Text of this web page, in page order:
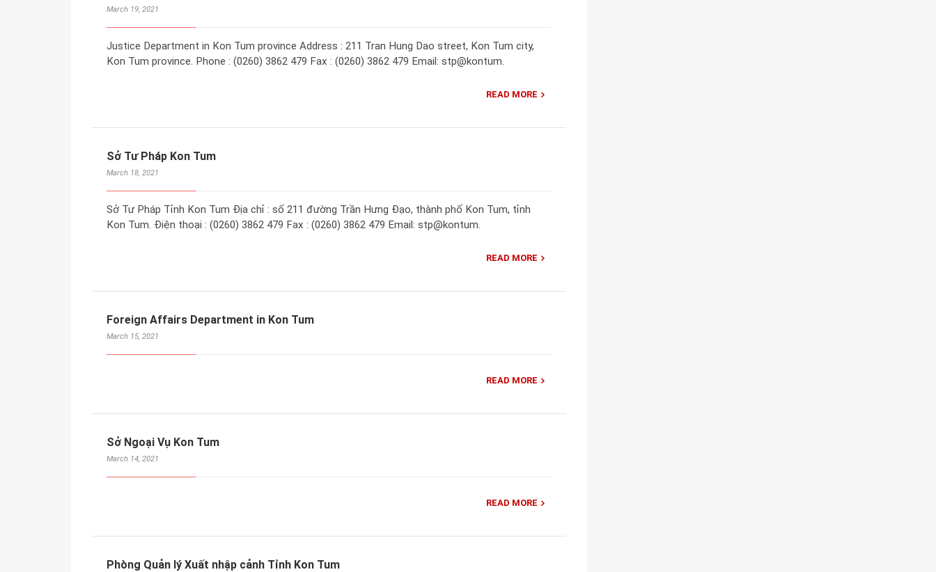
March 19, 2021
Justice Department in Kon Tum province Address : 211 Tran Hung Dao street, Kon Tum city,
Kon Tum province. Phone : (0260) 3862 479 Fax : (0260) 3862 479 Email: stp@kontum.
READ MORE
Sở Tư Pháp Kon Tum
March 18, 2021
Sở Tư Pháp Tỉnh Kon Tum Địa chỉ : số 211 đường Trần Hưng Đạo, thành phố Kon Tum, tỉnh
Kon Tum. Điện thoại : (0260) 3862 479 Fax : (0260) 3862 479 Email: stp@kontum.
READ MORE
Foreign Affairs Department in Kon Tum
March 15, 2021
READ MORE
Sở Ngoại Vụ Kon Tum
March 14, 2021
READ MORE
Phòng Quản lý Xuất nhập cảnh Tỉnh Kon Tum